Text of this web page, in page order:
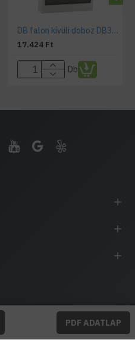
PDF ADATLAP
DB falon kívüli doboz DB312S 3x12P/SMD
17.424 Ft
Db
2025 Energia Háza